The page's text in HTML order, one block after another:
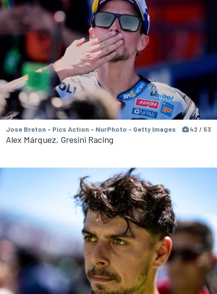
Jose Breton - Pics Action - NurPhoto - Getty Images 42 / 53
Alex Márquez, Gresini Racing